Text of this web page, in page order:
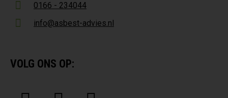
0166 - 234044
info@asbest-advies.nl
VOLG ONS OP: